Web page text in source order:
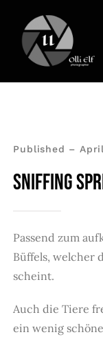
Inhalt
springen
Published –
SNIFFING
Passend zum
Büffels, welcher
scheint.
Auch die Tiere
ein wenig